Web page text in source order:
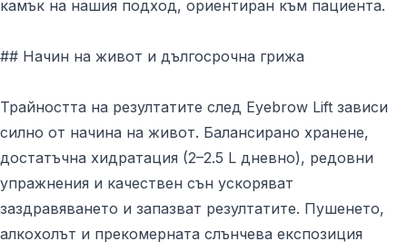
камък на нашия подход, ориентиран към пациента.
## Начин на живот и дългосрочна грижа
Трайността на резултатите след Eyebrow Lift зависи
силно от начина на живот. Балансирано хранене,
достатъчна хидратация (2–2.5 L дневно), редовни
упражнения и качествен сън ускоряват
заздравяването и запазват резултатите. Пушенето,
алкохолът и прекомерната слънчева експозиция